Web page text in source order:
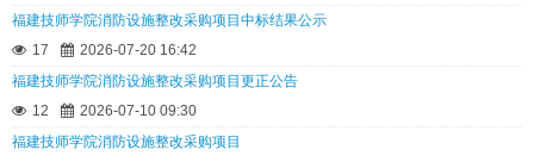
福建技师学院消防设施整改采购项目中标结果公示
17
2026-07-20 16:42
福建技师学院消防设施整改采购项目更正公告
12
2026-07-10 09:30
福建技师学院消防设施整改采购项目